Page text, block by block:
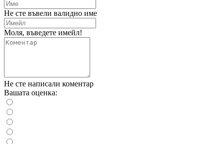
Не сте въвели валидно име
Моля, въведете имейл!
Не сте написали коментар
Вашата оценка: